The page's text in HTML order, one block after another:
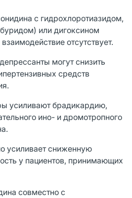
с гидрохлоротиазидом,
или дигоксином
отсутствует.
могут снизить
средств
усиливают брадикардию,
ино- и дромотропного
усиливает сниженную
у пациентов, принимающих
совместно с